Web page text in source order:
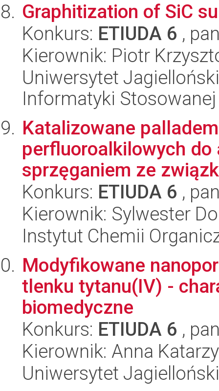
Graphitization of SiC
Konkurs: ETIUDA 6 ,
Kierownik: Piotr
Uniwersytet
Informatyki Stosowanej
Katalizowane
perfluoroalkilowych
sprzęganiem ze
Konkurs: ETIUDA 6 ,
Kierownik: Sylwester
Instytut Chemii
Modyfikowane
tlenku tytanu(IV) -
biomedyczne
Konkurs: ETIUDA 6 ,
Kierownik: Anna
Uniwersytet